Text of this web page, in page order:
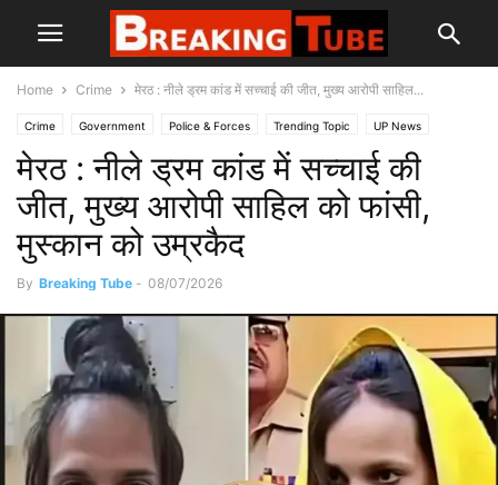
Home Crime मेरठ : नीले ड्रम कांड में सच्चाई की जीत, मुख्य आरोपी साहिल...
Crime Government Police & Forces Trending Topic UP News
मेरठ : नीले ड्रम कांड में सच्चाई की
जीत, मुख्य आरोपी साहिल को फांसी,
मुस्कान को उम्रकैद
By Breaking Tube - 08/07/2026